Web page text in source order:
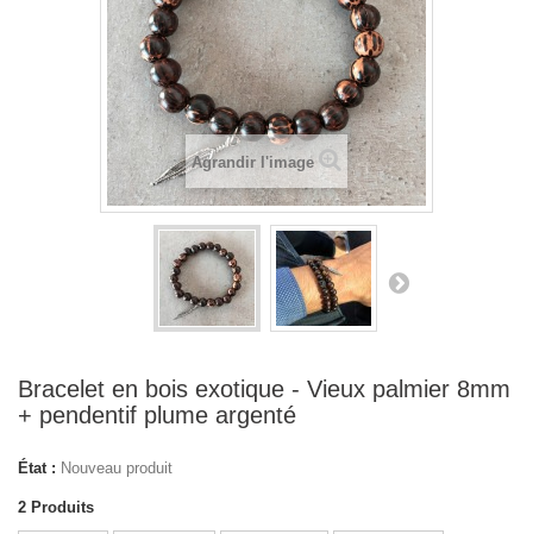
Agrandir l'image
Bracelet en bois exotique - Vieux palmier 8mm
+ pendentif plume argenté
État : Nouveau produit
2 Produits